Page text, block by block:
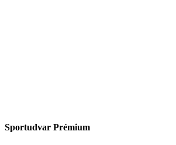
Sportudvar Prémium